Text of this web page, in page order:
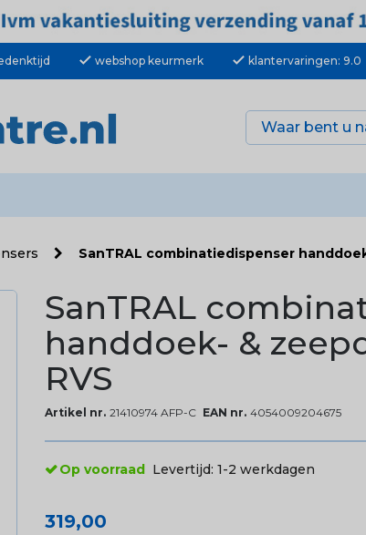
check webshop keurmerk check klantervaringen: 9.0
SanTRAL combinatiedispenser
SanTRAL
handdoek- &
RVS
Artikel nr. 21410974 AFP-C EAN nr. 4054009204675
Op voorraad Levertijd: 1-2 werkdagen
319,00